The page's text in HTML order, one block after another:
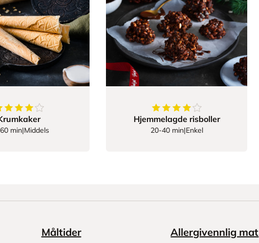
av5stjerner
min|Middels
4.1av5 stjerner
Hjemmelagde risboller
20-40 min|Enkel
Måltider Allergivennlig mat